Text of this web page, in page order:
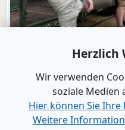
"Wir wollen
Alle
Herzlich
Wir verwenden
soziale Medien
Hier können Sie
Weitere